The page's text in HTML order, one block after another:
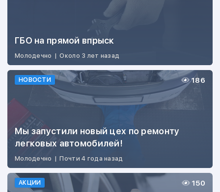
ГБО на прямой впрыск
Молодечно | Около 3 лет назад
НОВОСТИ
Мы запустили новый цех по ремонту
легковых автомобилей!
Молодечно | Почти 4 года назад
186
АКЦИИ 150